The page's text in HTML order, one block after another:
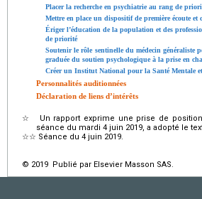
Placer la recherche en psychiatrie au rang de
Mettre en place un dispositif de première écoute et
Ériger l’éducation de la population et des
de priorité
Soutenir le rôle sentinelle du médecin généraliste
graduée du soutien psychologique à la prise en
Créer un Institut National pour la Santé Mentale
Personnalités auditionnées
Déclaration de liens d’intérêts
☆
Un rapport exprime une prise de
séance du mardi 4 juin 2019, a adopté le
☆☆ Séance du 4 juin 2019.
© 2019 Publié par Elsevier Masson SAS.